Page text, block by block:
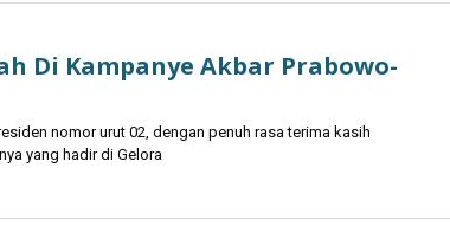
Di Kampanye Akbar Prabowo-
nomor urut 02, dengan penuh rasa terima kasih
yang hadir di Gelora